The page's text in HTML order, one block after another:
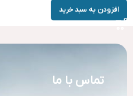
افزودن به سبد خرید
تماس با ما